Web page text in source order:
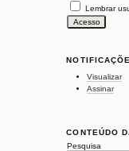
Lembrar
Visualizar
Assinar
CONTEÚDO
Pesquisa